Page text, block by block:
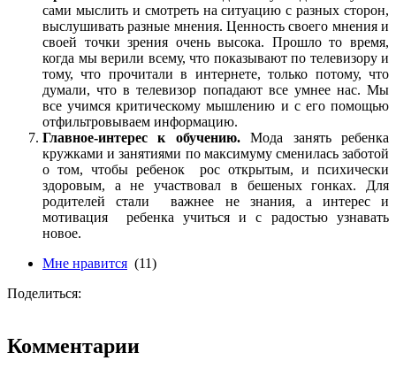
сами мыслить и смотреть на ситуацию с разных сторон,
выслушивать разные мнения. Ценность своего мнения и
своей точки зрения очень высока. Прошло то время,
когда мы верили всему, что показывают по телевизору и
тому, что прочитали в интернете, только потому, что
думали, что в телевизор попадают все умнее нас. Мы
все учимся критическому мышлению и с его помощью
отфильтровываем информацию.
Главное-интерес к обучению.Мода занять ребенка
кружками и занятиями по максимуму сменилась заботой
о том, чтобы ребенок рос открытым, и психически
здоровым, а не участвовал в бешеных гонках. Для
родителей стали важнее не знания, а интерес и
мотивация ребенка учиться и с радостью узнавать
новое.
Мне нравится (11)
Поделиться:
Комментарии